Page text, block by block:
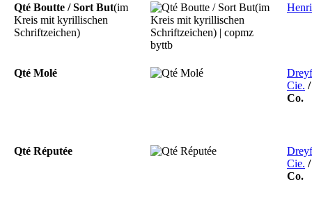
Qté Boutte / Sort But(im
Kreis mit kyrillischen
Schriftzeichen)
Qté Molé
Cie.
Co.
Qté Réputée
Cie.
Co.